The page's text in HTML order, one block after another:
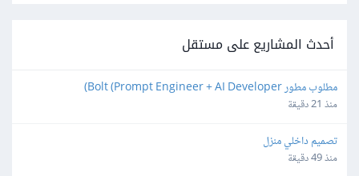
أحدث المشاريع على مستقل
مطلوب مطور Bolt (Prompt Engineer + AI Developer)
منذ 21 دقيقة
تصميم داخلي منزل
منذ 49 دقيقة